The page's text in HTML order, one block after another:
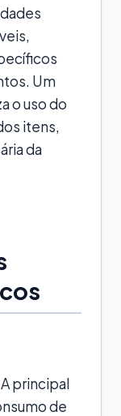
Um
o uso do
itens,
da
A principal
de